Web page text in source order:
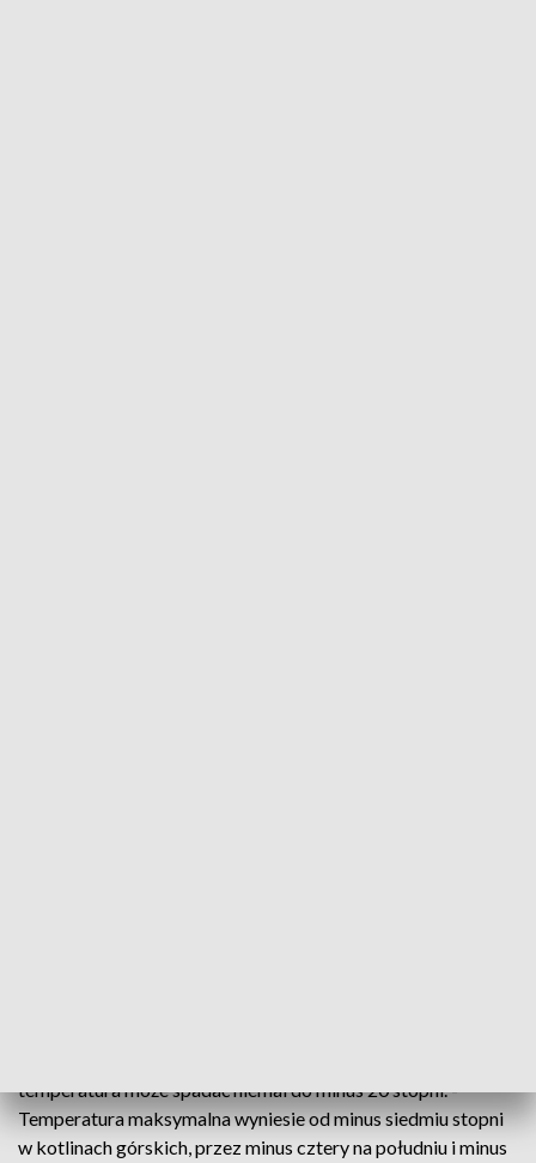
temperatura może spadać niemal do minus 20 stopni. -
Temperatura maksymalna wyniesie od minus siedmiu stopni
w kotlinach górskich, przez minus cztery na południu i minus